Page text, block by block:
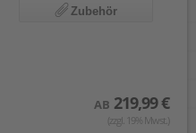
Zubehör
AB 219,99 €
(zzgl. 19% Mwst.)